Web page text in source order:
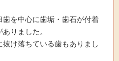
を中心に歯垢・歯石が付着
りました。
け落ちている歯もありまし